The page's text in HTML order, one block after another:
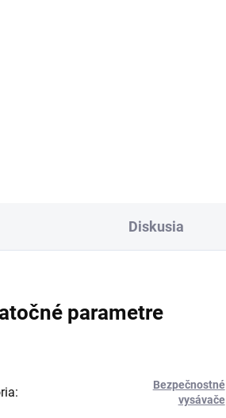
Diskusia
parametre
:
Bezpečnostné
vysávače